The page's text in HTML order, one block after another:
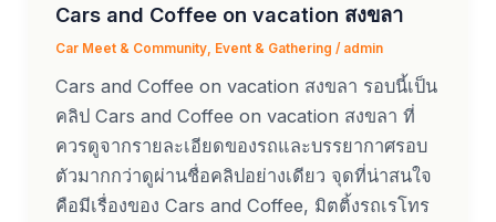
Cars and Coffee on vacation สงขลา
Car Meet & Community, Event & Gathering / admin
Cars and Coffee on vacation สงขลา รอบนี้เป็น
คลิป Cars and Coffee on vacation สงขลา ที่
ควรดูจากรายละเอียดของรถและบรรยากาศรอบ
ตัวมากกว่าดูผ่านชื่อคลิปอย่างเดียว จุดที่น่าสนใจ
คือมีเรื่องของ Cars and Coffee, มิตติ้งรถเรโทร